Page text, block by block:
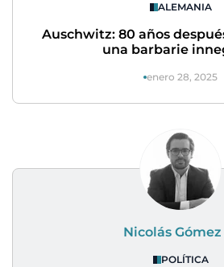
ALEMANIA
Auschwitz: 80 años
una barbarie
enero 28, 2025
Nicolás Gómez
POLÍTICA